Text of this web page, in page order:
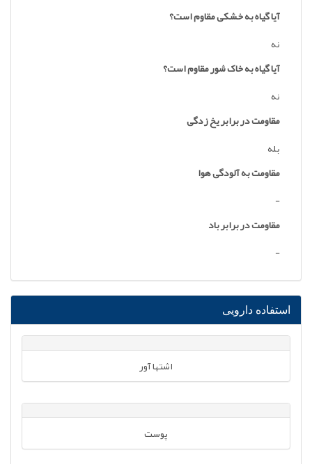
آیا گیاه به خشکی مقاوم است؟
نه
آیا گیاه به خاک شور مقاوم است؟
نه
مقاومت در برابر یخ زدگی
بله
مقاومت به آلودگی هوا
-
مقاومت در برابر باد
-
استفاده دارویی
اشتها آور
پوست